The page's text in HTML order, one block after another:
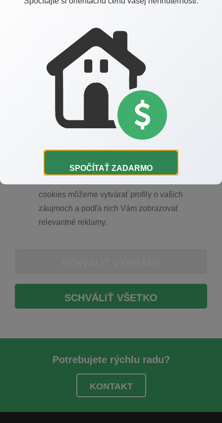
Marketingové
Cieľom týchto cookies je prepojiť náš web so
sociálnymi a reklamnými sieťami 3. strán ako
napr. Facebook alebo Google Ads. Vďaka
tomuto prepojeniu vám môžeme zobrazovať
relevantnú reklamu aj mimo náš web. Súbory
cookies nám taktiež pomáhajú určovať, aké
reklamy, reklamné technológie a reklamné siete
cookies môžeme vytvárať profily o vašich
záujmoch a podľa nich Vám zobrazovať
relevantné reklamy.
SCHVÁLIŤ VŠETKO
Potrebujete rýchlu radu?
KONTAKT
SPOČÍTAŤ ZADARMO